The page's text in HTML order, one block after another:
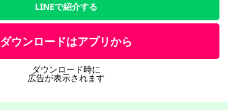
LINEで紹介する
ダウンロードはアプリから
ダウンロード時に
広告が表示されます